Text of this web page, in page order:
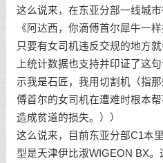
这么说来，在东亚分部一线城
《阿达西，你滴傅首尔犀牛一
只要有女司机违反交规的地方
上统计数据也支持并印证了这
示我是石匠，我用切割机（指
傅首尔的女司机在遭难时根本
造成贫道的损失。））
这么说来，目前东亚分部C1本
型是天津伊比淑WIGEON BX